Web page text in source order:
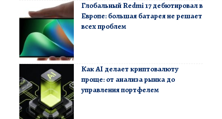
Глобальный Redmi 17 дебютировал в
Европе: большая батарея не решает
всех проблем
Как AI делает криптовалюту
проще: от анализа рынка до
управления портфелем